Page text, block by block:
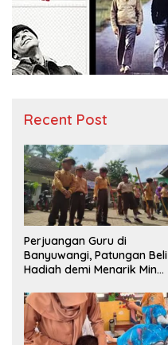
Recent Post
Perjuangan Guru di
Banyuwangi, Patungan Beli
Hadiah demi Menarik Minat